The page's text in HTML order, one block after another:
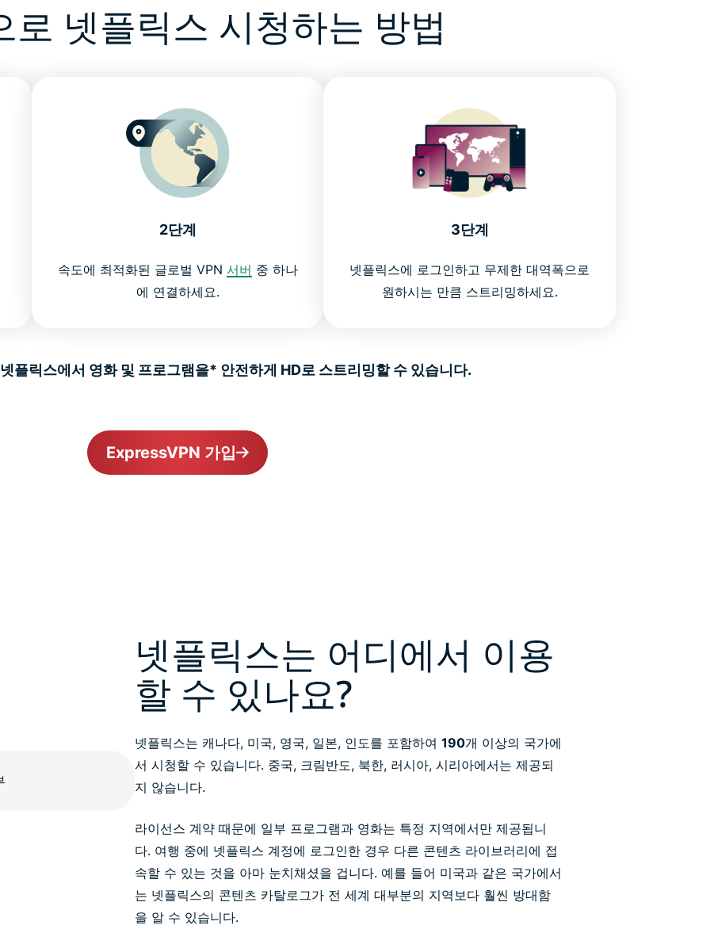
로 넷플릭스 시청하는 방법
2단계
속도에 최적화된 글로벌 VPN 서버 중 하나
에 연결하세요.
3단계
넷플릭스에 로그인하고 무제한 대역폭으로
원하시는 만큼 스트리밍하세요.
플릭스에서 영화 및 프로그램을* 안전하게 HD로 스트리밍할 수 있습니다.
ExpressVPN 가입
넷플릭스는 어디에서 이용
할 수 있나요?
넷플릭스는 캐나다, 미국, 영국, 일본, 인도를 포함하여 190개 이상의 국가에
서 시청할 수 있습니다. 중국, 크림반도, 북한, 러시아, 시리아에서는 제공되
지 않습니다.
라이선스 계약 때문에 일부 프로그램과 영화는 특정 지역에서만 제공됩니
다. 여행 중에 넷플릭스 계정에 로그인한 경우 다른 콘텐츠 라이브러리에 접
속할 수 있는 것을 아마 눈치채셨을 겁니다. 예를 들어 미국과 같은 국가에서
는 넷플릭스의 콘텐츠 카탈로그가 전 세계 대부분의 지역보다 훨씬 방대함
을 알 수 있습니다.